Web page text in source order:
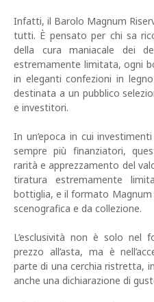
Infatti, il Barolo Magnum
tutti. È pensato per chi sa
della cura maniacale dei
estremamente limitata, ogni
in eleganti confezioni in
destinata a un pubblico
e investitori.
In un’epoca in cui
sempre più finanziatori,
rarità e apprezzamento del
tiratura estremamente
bottiglia, e il formato Magnum
scenografica e da collezione.
L’esclusività non è solo nel
prezzo all’asta, ma è
parte di una cerchia ristretta,
anche una dichiarazione di